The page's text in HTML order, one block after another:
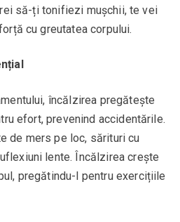
să-ți tonifiezi mușchii, te vei
cu greutatea corpului.
încălzirea pregătește
efort, prevenind accidentările.
de mers pe loc, sărituri cu
lente. Încălzirea crește
pregătindu-l pentru exercițiile